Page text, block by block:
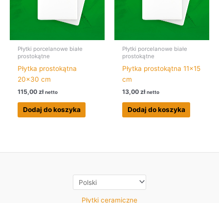
Płytki porcelanowe białe
prostokątne
Płytka prostokątna
20×30 cm
115,00zł netto
Dodaj do koszyka
Płytki porcelanowe białe
prostokątne
Płytka prostokątna 11×15
cm
13,00zł netto
Dodaj do koszyka
Płytki ceramiczne